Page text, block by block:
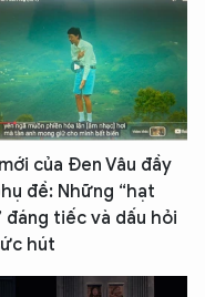
của Đen Vâu đầy
đề: Những “hạt
đáng tiếc và dấu hỏi
hút